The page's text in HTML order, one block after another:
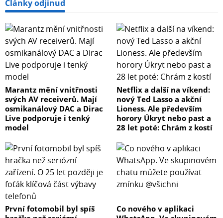
Články odjinud
Marantz mění vnitřnosti
svých AV receiverů. Mají
osmikanálový DAC a Dirac
Live podporuje i tenký
model
Netflix a další na víkend:
nový Ted Lasso a akční
Lioness. Ale především
horory Úkryt nebo past a
28 let poté: Chrám z kostí
První fotomobil byl spíš
Co nového v aplikaci